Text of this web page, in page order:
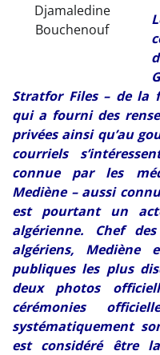
Djamaledine
Bouchenouf
Stratfor Files – de la
qui a fourni des
privées ainsi qu’au
courriels
connue par les
Mediène – aussi
est pourtant un
algérienne. Chef
algériens, Mediène
publiques les plus
deux photos
cérémonies
systématiquement
est considéré être